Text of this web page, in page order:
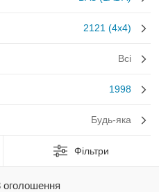
2121 (4x4)
Всі
1998
Будь-яка
Фільтри
оголошення